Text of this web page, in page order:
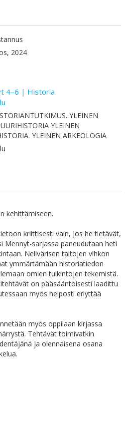
2024
4–6 | Historia
YLEINEN
YLEINEN
YLEINEN ARKEOLOGIA
kehittämiseen.
kriittisesti vain, jos he tietävät,
Mennyt-sarjassa paneudutaan heti
Nelivärisen taitojen vihkon
ymmärtämään historiatiedon
omien tulkintojen tekemistä.
on pääsääntöisesti laadittu
myös helposti eriyttää
myös oppilaan kirjassa
Tehtävät toimivatkin
ja olennaisena osana